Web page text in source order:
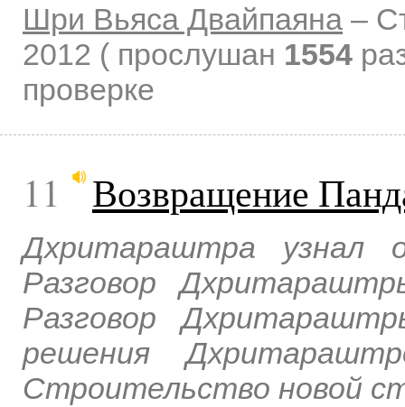
Шри Вьяса Двайпаяна –
2012 ( прослушан 1554
проверке
11 Возвращение
Дхритараштра
Разговор
Разговор
решения
Строительство новой